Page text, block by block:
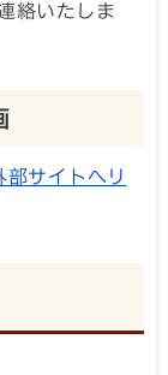
絡いたしま
部サイトへリ